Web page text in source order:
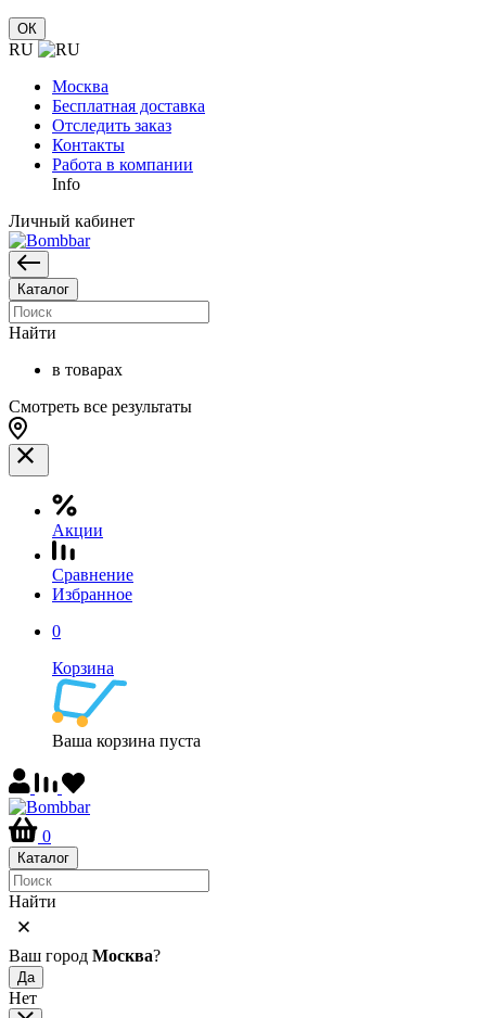
ОК
RU
Москва
Бесплатная доставка
Отследить заказ
Контакты
Работа в компании
Info
Личный кабинет
Каталог
Найти
в товарах
Смотреть все результаты
Акции
Сравнение
Избранное
0
Корзина
Ваша корзина пуста
0
Каталог
Найти
Ваш город Москва?
Да
Нет